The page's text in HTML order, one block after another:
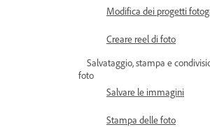
Modifica dei progetti
Creare reel di foto
Salvataggio, stampa e
foto
Salvare le immagini
Stampa delle foto